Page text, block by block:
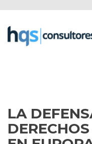
LA